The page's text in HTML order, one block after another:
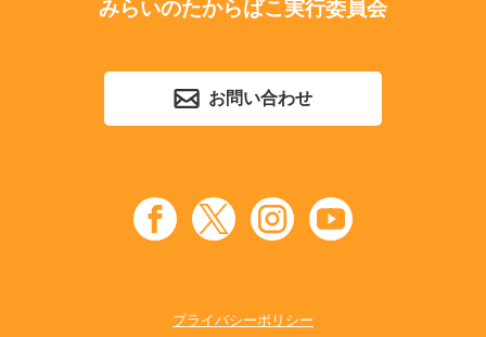
みらいのたからばこ実行委員会
お問い合わせ
プライバシーポリシー